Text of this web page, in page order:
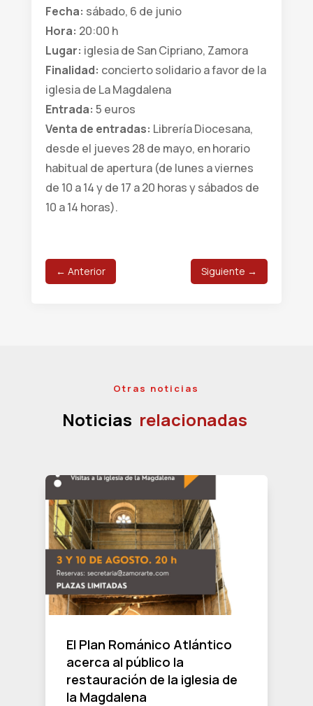
Fecha: sábado, 6 de junio
Hora: 20:00 h
Lugar: iglesia de San Cipriano, Zamora
Finalidad: concierto solidario a favor de la
iglesia de La Magdalena
Entrada: 5 euros
Venta de entradas: Librería Diocesana,
desde el jueves 28 de mayo, en horario
habitual de apertura (de lunes a viernes
de 10 a 14 y de 17 a 20 horas y sábados de
10 a 14 horas).
← Anterior Siguiente →
Otras noticias
Noticias relacionadas
El Plan Románico Atlántico
acerca al público la
restauración de la iglesia de
la Magdalena